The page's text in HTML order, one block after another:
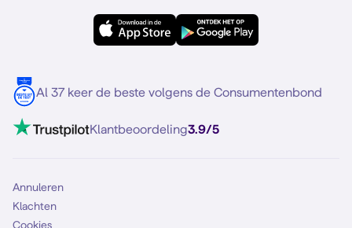
Meerdere nummers
5G internet
Mobiel internet
Mobiel abonnement
Contact
VoLTE 4G bellen
Al 37 keer de beste volgens de Consumentenbond
Klantbeoordeling3.9/5
Annuleren
Klachten
Cookies